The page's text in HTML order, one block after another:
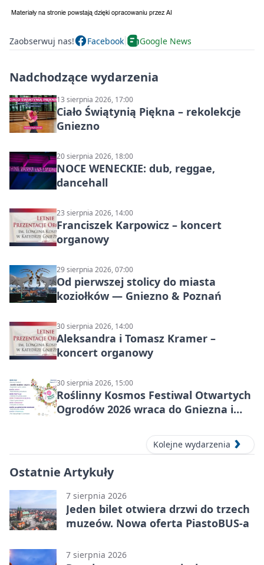
Zaobserwuj nas! Facebook Google News
Nadchodzące wydarzenia
13 sierpnia 2026, 17:00
Ciało Świątynią Piękna – rekolekcje
Gniezno
20 sierpnia 2026, 18:00
NOCE WENECKIE: dub, reggae,
dancehall
23 sierpnia 2026, 14:00
Franciszek Karpowicz – koncert
organowy
29 sierpnia 2026, 07:00
Od pierwszej stolicy do miasta
koziołków — Gniezno & Poznań
30 sierpnia 2026, 14:00
Aleksandra i Tomasz Kramer –
koncert organowy
30 sierpnia 2026, 15:00
Roślinny Kosmos Festiwal Otwartych
Ogrodów 2026 wraca do Gniezna i
Kolejne wydarzenia
Ostatnie Artykuły
7 sierpnia 2026
Jeden bilet otwiera drzwi do trzech
muzeów. Nowa oferta PiastoBUS-a
7 sierpnia 2026